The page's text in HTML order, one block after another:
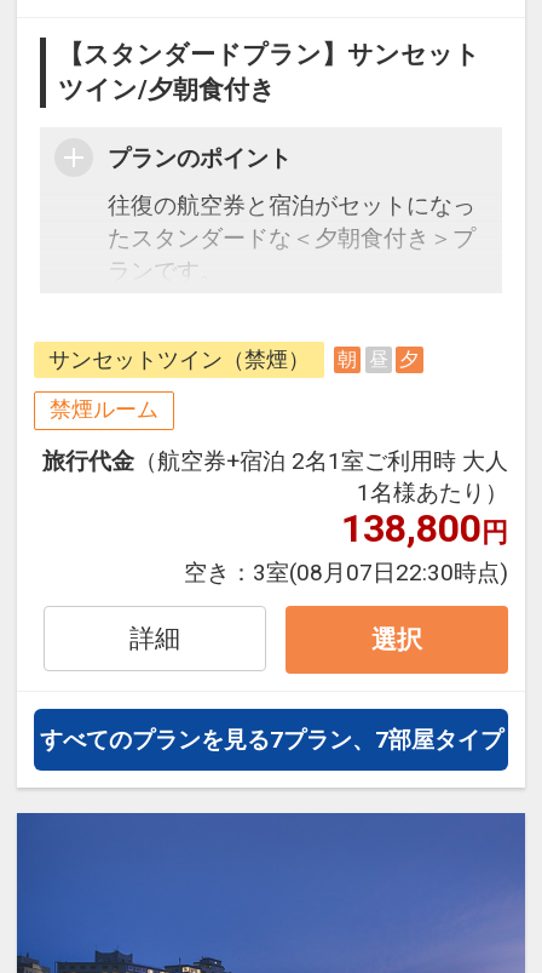
【スタンダードプラン】サンセット
ツイン/夕朝食付き
プランのポイント
往復の航空券と宿泊がセットになっ
たスタンダードな＜夕朝食付き＞プ
ランです。
できるダイナミックパッケージだか
ら、一都市滞在はもちろん周遊旅行
にも最適！
旅行期間中の1泊だけの宿泊や延
泊・飛び泊なども自由自在です。
フライトは、安心のJAL（または
JALグループ）確約！フライトマイ
ル50%貯まります。
通・体験プランなどの追加（同時予
約）が可能なプランもございます
※0～5歳の添い寝のお客様は施設使
お支払い下さい(現地払い)
サンセットツイン（禁煙） 朝 昼 夕
禁煙ルーム
旅行代金 （航空券+宿泊 2名1室ご利用時 大人
1名様あたり）
138,800円
空き： 3室(08月07日22:30時点)
詳細 選択
すべてのプランを見る7プラン、7部屋タイプ